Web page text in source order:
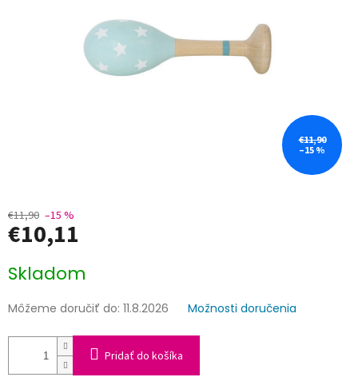
€11,90
–15 %
€11,90 –15 %
€10,11
cena:
Skladom
Môžeme doručiť do: 11.8.2026 Možnosti doručenia
Pridať do košíka